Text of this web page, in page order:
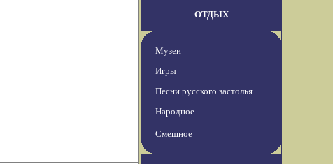
ОТДЫХ
Музеи
Игры
Песни русского застолья
Народное
Смешное